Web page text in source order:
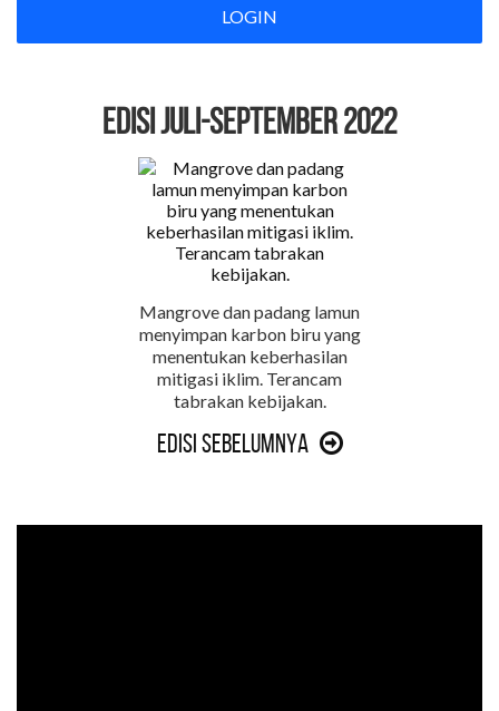
LOGIN
EDISI Juli-September 2022
Mangrove dan padang lamun
menyimpan karbon biru yang
menentukan keberhasilan
mitigasi iklim. Terancam
tabrakan kebijakan.
Edisi Sebelumnya